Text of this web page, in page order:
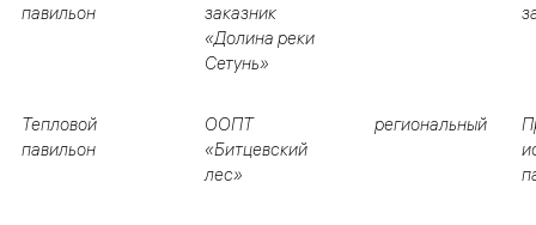
павильон
заказник
«Долина реки
Сетунь»
Тепловой
павильон
ООПТ
«Битцевский
лес»
региональный